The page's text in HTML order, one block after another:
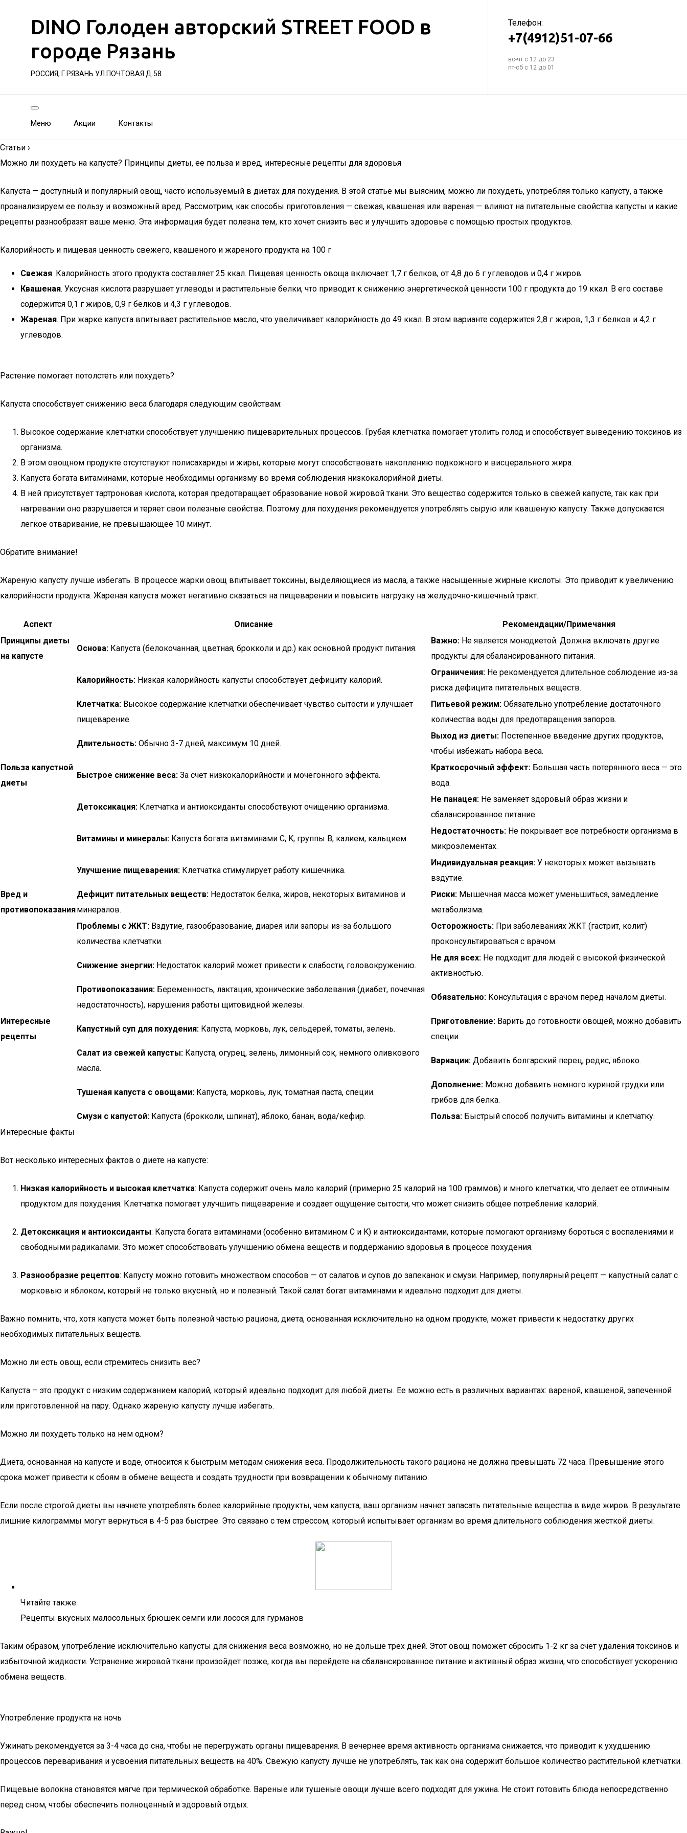
DINO Голоден авторский STREET FOOD в
городе Рязань
РОССИЯ, Г.РЯЗАНЬ УЛ.ПОЧТОВАЯ Д.58
Телефон:
+7(4912)51-07-66
вс-чт с 12 до 23
пт-сб с 12 до 01
Меню Акции Контакты
Статьи ›
Можно ли похудеть на капусте? Принципы диеты, ее польза и вред, интересные рецепты для здоровья
Капуста — доступный и популярный овощ, часто используемый в диетах для похудения. В этой статье мы выясним, можно ли похудеть, употребляя только капусту, а также
проанализируем ее пользу и возможный вред. Рассмотрим, как способы приготовления — свежая, квашеная или вареная — влияют на питательные свойства капусты и какие
рецепты разнообразят ваше меню. Эта информация будет полезна тем, кто хочет снизить вес и улучшить здоровье с помощью простых продуктов.
Калорийность и пищевая ценность свежего, квашеного и жареного продукта на 100 г
Свежая. Калорийность этого продукта составляет 25 ккал. Пищевая ценность овоща включает 1,7 г белков, от 4,8 до 6 г углеводов и 0,4 г жиров.
Квашеная. Уксусная кислота разрушает углеводы и растительные белки, что приводит к снижению энергетической ценности 100 г продукта до 19 ккал. В его составе
содержится 0,1 г жиров, 0,9 г белков и 4,3 г углеводов.
Жареная. При жарке капуста впитывает растительное масло, что увеличивает калорийность до 49 ккал. В этом варианте содержится 2,8 г жиров, 1,3 г белков и 4,2 г
углеводов.
Растение помогает потолстеть или похудеть?
Капуста способствует снижению веса благодаря следующим свойствам:
Высокое содержание клетчатки способствует улучшению пищеварительных процессов. Грубая клетчатка помогает утолить голод и способствует выведению токсинов из
организма.
В этом овощном продукте отсутствуют полисахариды и жиры, которые могут способствовать накоплению подкожного и висцерального жира.
Капуста богата витаминами, которые необходимы организму во время соблюдения низкокалорийной диеты.
В ней присутствует тартроновая кислота, которая предотвращает образование новой жировой ткани. Это вещество содержится только в свежей капусте, так как при
нагревании оно разрушается и теряет свои полезные свойства. Поэтому для похудения рекомендуется употреблять сырую или квашеную капусту. Также допускается
легкое отваривание, не превышающее 10 минут.
Обратите внимание!
Жареную капусту лучше избегать. В процессе жарки овощ впитывает токсины, выделяющиеся из масла, а также насыщенные жирные кислоты. Это приводит к увеличению
калорийности продукта. Жареная капуста может негативно сказаться на пищеварении и повысить нагрузку на желудочно-кишечный тракт.
Аспект Описание
Рекомендации/Примечания
Принципы диеты
на капусте
Основа: Капуста (белокочанная, цветная, брокколи и др.) как основной продукт питания.
Важно: Не является монодиетой. Должна включать другие
продукты для сбалансированного питания.
Калорийность: Низкая калорийность капусты способствует дефициту калорий.
Ограничения: Не рекомендуется длительное соблюдение из-за
риска дефицита питательных веществ.
Клетчатка: Высокое содержание клетчатки обеспечивает чувство сытости и улучшает
пищеварение.
Питьевой режим: Обязательно употребление достаточного
количества воды для предотвращения запоров.
Длительность: Обычно 3-7 дней, максимум 10 дней.
Выход из диеты: Постепенное введение других продуктов,
чтобы избежать набора веса.
Польза капустной
диеты
Быстрое снижение веса: За счет низкокалорийности и мочегонного эффекта.
Краткосрочный эффект: Большая часть потерянного веса — это
вода.
Детоксикация: Клетчатка и антиоксиданты способствуют очищению организма.
Не панацея: Не заменяет здоровый образ жизни и
сбалансированное питание.
Витамины и минералы: Капуста богата витаминами C, K, группы B, калием, кальцием.
Недостаточность: Не покрывает все потребности организма в
микроэлементах.
Улучшение пищеварения: Клетчатка стимулирует работу кишечника.
Индивидуальная реакция: У некоторых может вызывать
вздутие.
Вред и
противопоказания
Дефицит питательных веществ: Недостаток белка, жиров, некоторых витаминов и
минералов.
Риски: Мышечная масса может уменьшиться, замедление
метаболизма.
Проблемы с ЖКТ: Вздутие, газообразование, диарея или запоры из-за большого
количества клетчатки.
Осторожность: При заболеваниях ЖКТ (гастрит, колит)
проконсультироваться с врачом.
Снижение энергии: Недостаток калорий может привести к слабости, головокружению.
Не для всех: Не подходит для людей с высокой физической
активностью.
Противопоказания: Беременность, лактация, хронические заболевания (диабет, почечная
недостаточность), нарушения работы щитовидной железы.
Обязательно: Консультация с врачом перед началом диеты.
Интересные
рецепты
Капустный суп для похудения: Капуста, морковь, лук, сельдерей, томаты, зелень.
Приготовление: Варить до готовности овощей, можно добавить
специи.
Салат из свежей капусты: Капуста, огурец, зелень, лимонный сок, немного оливкового
масла.
Вариации: Добавить болгарский перец, редис, яблоко.
Тушеная капуста с овощами: Капуста, морковь, лук, томатная паста, специи.
Дополнение: Можно добавить немного куриной грудки или
грибов для белка.
Смузи с капустой: Капуста (брокколи, шпинат), яблоко, банан, вода/кефир. Польза: Быстрый способ получить витамины и клетчатку.
Интересные факты
Вот несколько интересных фактов о диете на капусте:
Низкая калорийность и высокая клетчатка: Капуста содержит очень мало калорий (примерно 25 калорий на 100 граммов) и много клетчатки, что делает ее отличным
продуктом для похудения. Клетчатка помогает улучшить пищеварение и создает ощущение сытости, что может снизить общее потребление калорий.
Детоксикация и антиоксиданты: Капуста богата витаминами (особенно витамином C и K) и антиоксидантами, которые помогают организму бороться с воспалениями и
свободными радикалами. Это может способствовать улучшению обмена веществ и поддержанию здоровья в процессе похудения.
Разнообразие рецептов: Капусту можно готовить множеством способов — от салатов и супов до запеканок и смузи. Например, популярный рецепт — капустный салат с
морковью и яблоком, который не только вкусный, но и полезный. Такой салат богат витаминами и идеально подходит для диеты.
Важно помнить, что, хотя капуста может быть полезной частью рациона, диета, основанная исключительно на одном продукте, может привести к недостатку других
необходимых питательных веществ.
Можно ли есть овощ, если стремитесь снизить вес?
Капуста – это продукт с низким содержанием калорий, который идеально подходит для любой диеты. Ее можно есть в различных вариантах: вареной, квашеной, запеченной
или приготовленной на пару. Однако жареную капусту лучше избегать.
Можно ли похудеть только на нем одном?
Диета, основанная на капусте и воде, относится к быстрым методам снижения веса. Продолжительность такого рациона не должна превышать 72 часа. Превышение этого
срока может привести к сбоям в обмене веществ и создать трудности при возвращении к обычному питанию.
Если после строгой диеты вы начнете употреблять более калорийные продукты, чем капуста, ваш организм начнет запасать питательные вещества в виде жиров. В результате
лишние килограммы могут вернуться в 4-5 раз быстрее. Это связано с тем стрессом, который испытывает организм во время длительного соблюдения жесткой диеты.
Читайте также:
Рецепты вкусных малосольных брюшек семги или лосося для гурманов
Таким образом, употребление исключительно капусты для снижения веса возможно, но не дольше трех дней. Этот овощ поможет сбросить 1-2 кг за счет удаления токсинов и
избыточной жидкости. Устранение жировой ткани произойдет позже, когда вы перейдете на сбалансированное питание и активный образ жизни, что способствует ускорению
обмена веществ.
Употребление продукта на ночь
Ужинать рекомендуется за 3-4 часа до сна, чтобы не перегружать органы пищеварения. В вечернее время активность организма снижается, что приводит к ухудшению
процессов переваривания и усвоения питательных веществ на 40%. Свежую капусту лучше не употреблять, так как она содержит большое количество растительной клетчатки.
Пищевые волокна становятся мягче при термической обработке. Вареные или тушеные овощи лучше всего подходят для ужина. Не стоит готовить блюда непосредственно
перед сном, чтобы обеспечить полноценный и здоровый отдых.